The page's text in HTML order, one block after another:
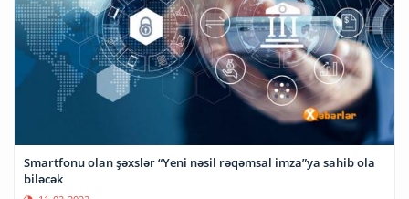
Smartfonu olan şəxslər “Yeni nəsil rəqəmsal imza”ya sahib ola
biləcək